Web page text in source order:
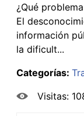
¿Qué
El
información
la dificult...
Categorías:
Visitas: